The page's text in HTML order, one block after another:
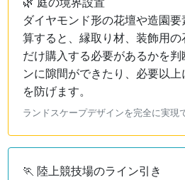
ダイヤモンド形の花壇や造園
算すると、縁取り材、装飾用
だけ購入する必要があるかを
ンに隙間ができたり、必要以
を防げます。
ランドスケープデザインを完全に実現
🏃 陸上競技場のライン引き